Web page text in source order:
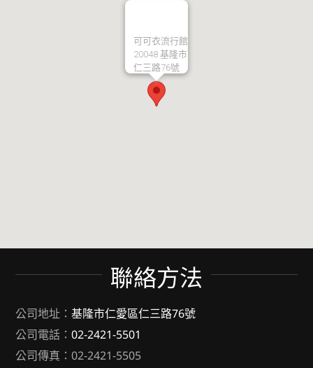
可可衣流行館
20048 基隆市
仁三路76號
聯絡方法
公司地址：基隆市仁愛區仁三路76號
公司電話：02-2421-5501
公司傳真：02-2421-5505